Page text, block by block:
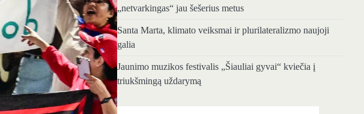
„netvarkingas“ jau šešerius metus
Santa Marta, klimato veiksmai ir plurilateralizmo naujoji
galia
Jaunimo muzikos festivalis „Šiauliai gyvai“ kviečia į
triukšmingą uždarymą